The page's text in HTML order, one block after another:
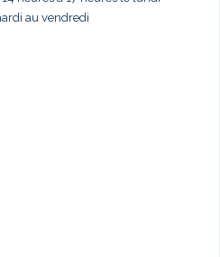
au vendredi